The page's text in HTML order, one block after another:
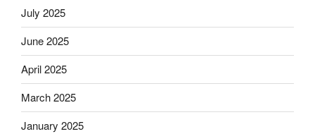
July 2025
June 2025
April 2025
March 2025
January 2025